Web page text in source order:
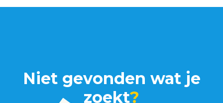
Niet gevonden wat je
zoekt?